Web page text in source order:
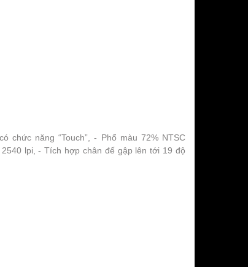
chức năng “Touch”, - Phổ màu 72% NTSC
lpi, - Tích hợp chân đế gập lên tới 19 độ